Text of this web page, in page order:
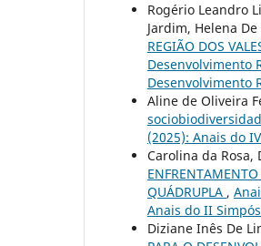
Rogério Leandro
Jardim, Helena
REGIÃO DOS
Desenvolvimento
Desenvolvimento
Aline de Oliveira
(2025): Anais do
Carolina da
QUÁDRUPLA ,
Anais do II
Diziane Inês De